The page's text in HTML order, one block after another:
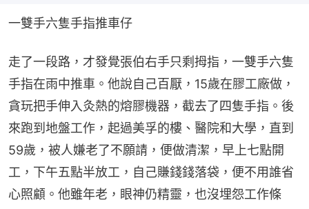
一雙手六隻手指推車仔
走了一段路，才發覺張伯右手只剩拇指，一雙手六隻
手指在雨中推車。他說自己百厭，15歲在膠工廠做，
貪玩把手伸入灸熱的熔膠機器，截去了四隻手指。後
來跑到地盤工作，起過美孚的樓、醫院和大學，直到
59歲，被人嫌老了不願請，便做清潔，早上七點開
工，下午五點半放工，自己賺錢錢落袋，便不用誰省
心照顧。他雖年老，眼神仍精靈，也沒埋怨工作條